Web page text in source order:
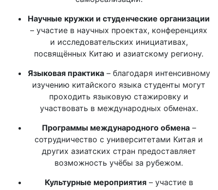
Научные кружки и студенческие организации
– участие в научных проектах, конференциях
и исследовательских инициативах,
посвящённых Китаю и азиатскому региону.
Языковая практика– благодаря интенсивному
изучению китайского языка студенты могут
проходить языковую стажировку и
участвовать в международных обменах.
Программы международного обмена–
сотрудничество с университетами Китая и
других азиатских стран предоставляет
возможность учёбы за рубежом.
Культурные мероприятия– участие в